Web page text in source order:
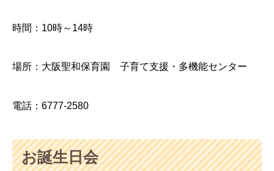
時間：10時～14時
場所：大阪聖和保育園 子育て支援・多機能センター
電話：6777-2580
お誕生日会